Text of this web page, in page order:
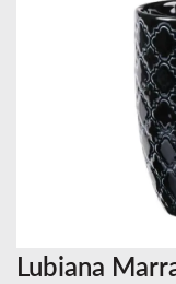
Lubiana